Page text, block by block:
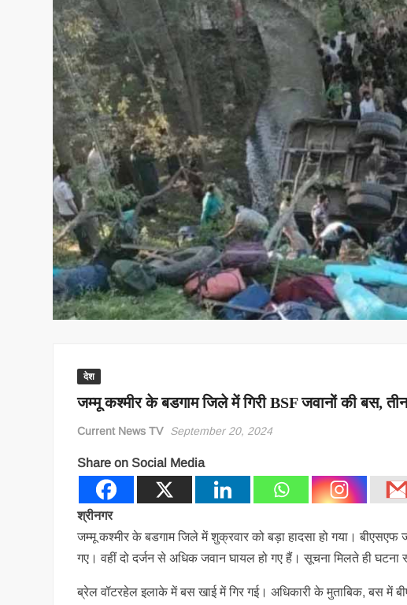
देश
जम्मू कश्मीर के बडगाम जिले में गिरी BSF जवानों की बस,
Current News TV September 20, 2024
Share on Social Media
श्रीनगर
जम्मू कश्मीर के बडगाम जिले में शुक्रवार को बड़ा हादसा हो गया। बीएसएफ
गए। वहीं दो दर्जन से अधिक जवान घायल हो गए हैं। सूचना मिलते ही
ब्रेल वॉटरहेल इलाके में बस खाई में गिर गई। अधिकारी के मुताबिक, बस